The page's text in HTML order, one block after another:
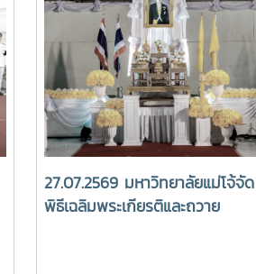
27.07.2569 มหาวิทยาลัยแม่โจ้จัด
พิธีเฉลิมพระเกียรติและถวาย